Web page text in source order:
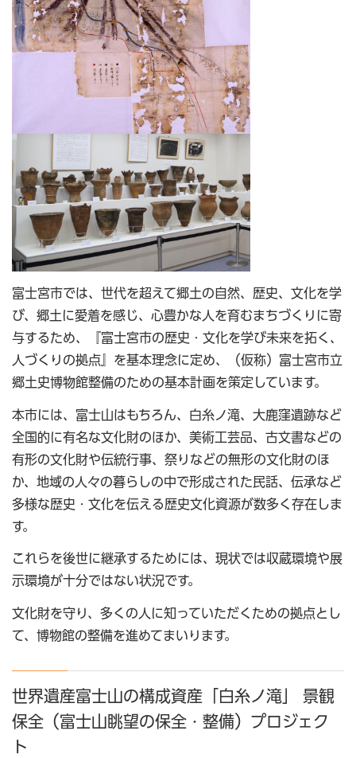
富士宮市では、世代を超えて郷土の自然、歴史、文化を学
び、郷土に愛着を感じ、心豊かな人を育むまちづくりに寄
与するため、『富士宮市の歴史・文化を学び未来を拓く、
人づくりの拠点』を基本理念に定め、（仮称）富士宮市立
郷土史博物館整備のための基本計画を策定しています。
本市には、富士山はもちろん、白糸ノ滝、大鹿窪遺跡など
全国的に有名な文化財のほか、美術工芸品、古文書などの
有形の文化財や伝統行事、祭りなどの無形の文化財のほ
か、地域の人々の暮らしの中で形成された民話、伝承など
多様な歴史・文化を伝える歴史文化資源が数多く存在しま
す。
これらを後世に継承するためには、現状では収蔵環境や展
示環境が十分ではない状況です。
文化財を守り、多くの人に知っていただくための拠点とし
て、博物館の整備を進めてまいります。
世界遺産富士山の構成資産「白糸ノ滝」 景観
保全（富士山眺望の保全・整備）プロジェク
ト